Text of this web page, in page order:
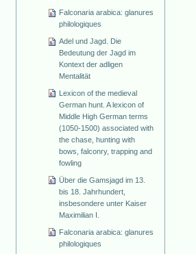
Falconaria arabica: glanures
philologiques
Adel und Jagd. Die
Bedeutung der Jagd im
Kontext der adligen
Mentalität
Lexicon of the medieval
German hunt. A lexicon of
Middle High German terms
(1050-1500) associated with
the chase, hunting with
bows, falconry, trapping and
fowling
Über die Gamsjagd im 13.
bis 18. Jahrhundert,
insbesondere unter Kaiser
Maximilian I.
Falconaria arabica: glanures
philologiques